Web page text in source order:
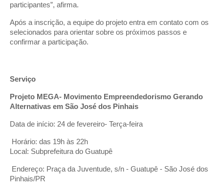
participantes”, afirma.
Após a inscrição, a equipe do projeto entra em contato com os
selecionados para orientar sobre os próximos passos e
confirmar a participação.
Serviço
Projeto MEGA- Movimento Empreendedorismo Gerando
Alternativas em São José dos Pinhais
Data de início: 24 de fevereiro- Terça-feira
Horário: das 19h às 22h
Local: Subprefeitura do Guatupê
Endereço: Praça da Juventude, s/n - Guatupê - São José dos
Pinhais/PR